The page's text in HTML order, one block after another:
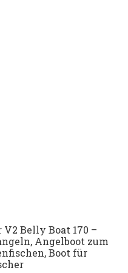
V2 Belly Boat 170 –
Angelboot zum
Boot für